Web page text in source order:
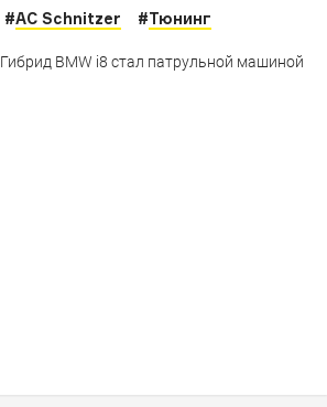
#AC Schnitzer #Тюнинг
Гибрид BMW i8 стал патрульной машиной